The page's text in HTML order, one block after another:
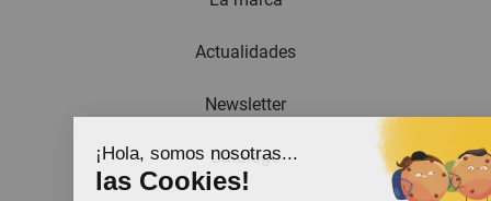
Actualidades
Newsletter
Catálogo
¡Hola, somos nosotras...
las Cookies!